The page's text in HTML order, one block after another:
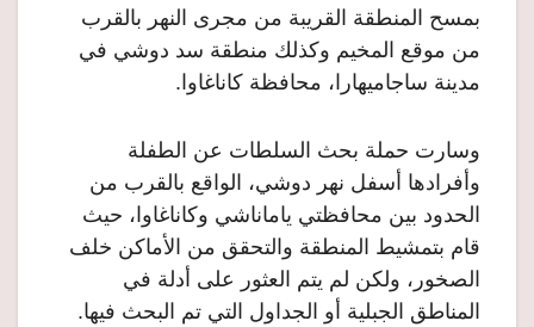
بمسح المنطقة القريبة من مجرى النهر بالقرب
من موقع المخيم وكذلك منطقة سد دوشي في
مدينة ساجاميهارا، محافظة كاناغاوا.
وسارت حملة بحث السلطات عن الطفلة
وأفرادها أسفل نهر دوشي، الواقع بالقرب من
الحدود بين محافظتي ياماناشي وكاناغاوا، حيث
قام بتمشيط المنطقة والتحقق من الأماكن خلف
الصخور، ولكن لم يتم العثور على أدلة في
المناطق الجبلية أو الجداول التي تم البحث فيها.